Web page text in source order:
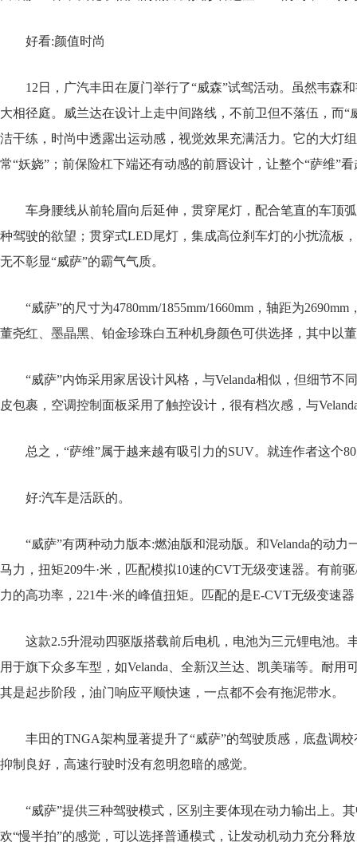
好看:颜值时尚
12日，广汽丰田在厦门举行了“威森”试驾活动。虽然韦森
大相径庭。威兰达在设计上走中间路线，不前卫但不落伍，而
洁干练，时尚中透露出运动感，视觉效果充满活力。它的大灯
常“妖娆”；前保险杠下端还有动感的前唇设计，让整个“萨维”
车身腰线从前轮眉向后延伸，贯穿尾灯，配合笔直的车顶
种驾驶的欲望；贯穿式LED尾灯，集成高位刹车灯的小扰流板
无不彰显“威萨”的霸气气质。
“威萨”的尺寸为4780mm/1855mm/1660mm，轴距为
董尧红、墨晶黑、铂金珍珠白五种机身颜色可供选择，其中以
“威萨”内饰采用家居设计风格，与Velanda相似，但细节
皮包裹，空调控制面板采用了触控设计，很有档次感，与
总之，“萨维”属于越来越有吸引力的SUV。就连作者这个
好:汽车是活跃的。
“威萨”有两种动力版本:燃油版和混动版。和Velanda的动
马力，扭矩209牛·米，匹配模拟10速的CVT无级变速器。有前
力的高功率，221牛·米的峰值扭矩。匹配的是E-CVT无级变速
这款2.5升混动四驱版搭载前后电机，电池为三元锂电池。
用于旗下众多车型，如Velanda、全新汉兰达、凯美瑞等。耐
其是起步阶段，油门响应平顺快速，一点都不会有拖泥带水。
丰田的TNGA架构显著提升了“威萨”的驾驶质感，底盘调
抑制良好，高速行驶时没有忽明忽暗的感觉。
“威萨”提供三种驾驶模式，区别主要体现在动力输出上。
欢“慢半拍”的感觉，可以选择普通模式，让发动机动力充分释